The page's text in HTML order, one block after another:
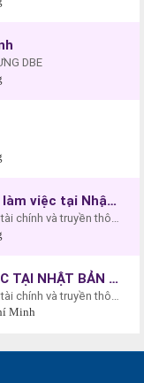
DBE
08 Nam, 08 Nữ chế biến thực phẩm, làm việc tại Nhật Bản thu nhập 35 triệu đồng/tháng
TẬP ĐOÀN SAO MAI - Công ty cổ phần đầu tư tài chính và truyền thông quốc tế (MIF)
50 NỮ CHẾ BIẾN THỦY SẢN LÀM VIỆC TẠI NHẬT BẢN THU NHẬP 40.000.000 đồng/tháng
TẬP ĐOÀN SAO MAI - Công ty cổ phần đầu tư tài chính và truyền thông quốc tế (MIF)
Minh